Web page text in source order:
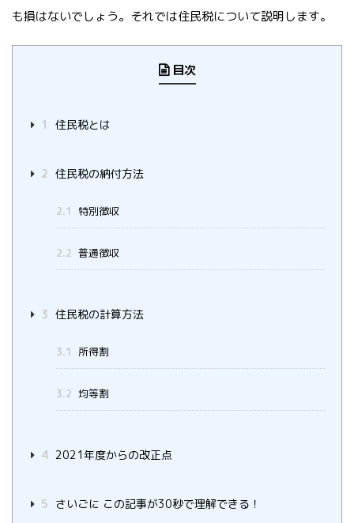
も損はないでしょう。それでは住民税について説明します。
目次
1 住民税とは
2 住民税の納付方法
2.1 特別徴収
2.2 普通徴収
3 住民税の計算方法
3.1 所得割
3.2 均等割
4 2021年度からの改正点
5 さいごに この記事が30秒で理解できる！